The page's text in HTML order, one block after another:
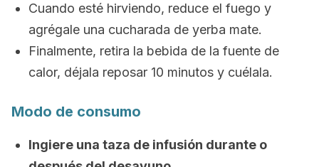
Cuando esté hirviendo, reduce el fuego y
agrégale una cucharada de yerba mate.
Finalmente, retira la bebida de la fuente de
calor, déjala reposar 10 minutos y cuélala.
Modo de consumo
Ingiere una taza de infusión durante o